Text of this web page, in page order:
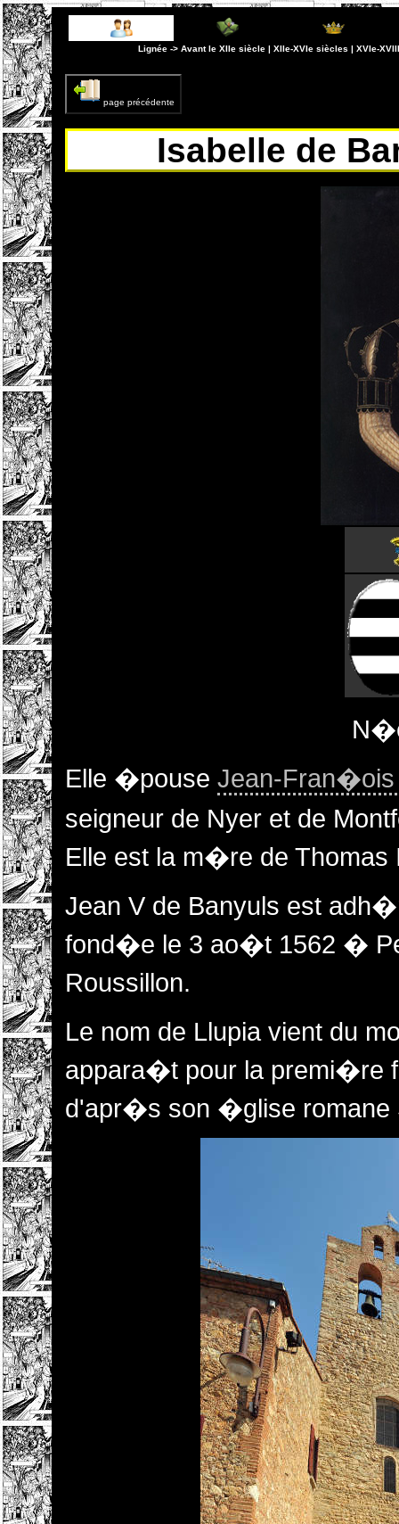
page précédente
Isabelle de
Elle �pouse Jean-
seigneur de Nyer et de
Elle est la m�re de Thomas
Jean V de Banyuls est
fond�e le 3 ao�t 1562 �
Roussillon.
Le nom de Llupia vient du
appara�t pour la premi�re
d'apr�s son �glise romane